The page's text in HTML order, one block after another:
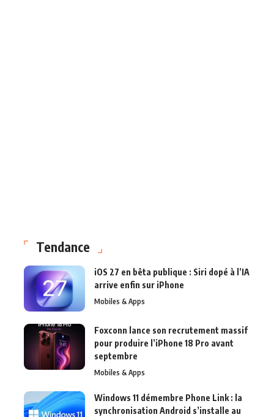
Tendance
iOS 27 en bêta publique : Siri dopé à l’IA
arrive enfin sur iPhone
Mobiles & Apps
Foxconn lance son recrutement massif
pour produire l’iPhone 18 Pro avant
septembre
Mobiles & Apps
Windows 11 démembre Phone Link : la
synchronisation Android s’installe au